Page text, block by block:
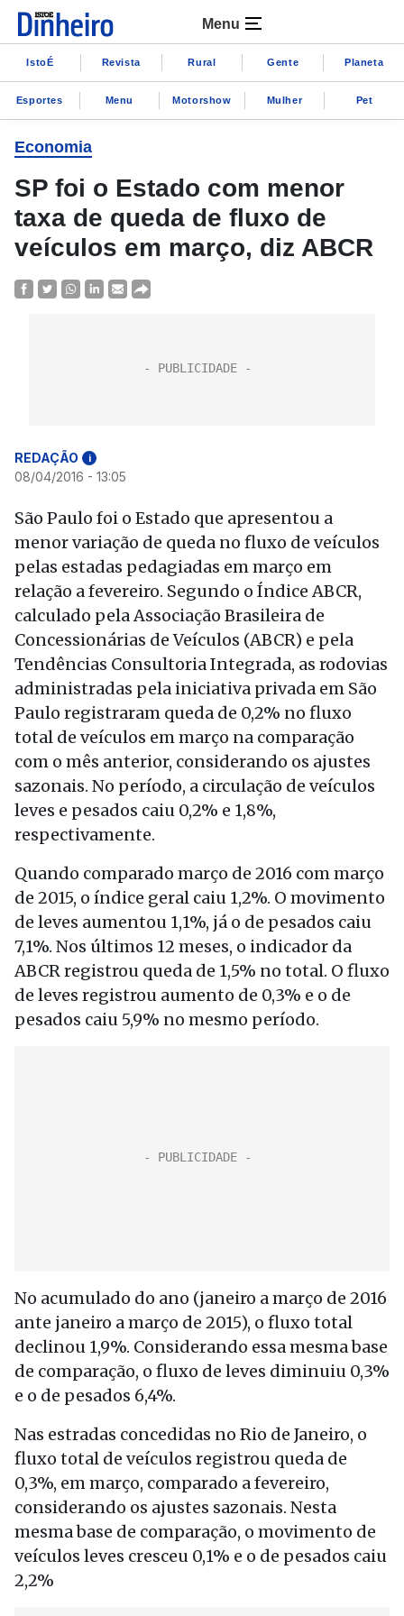
Menu
IstoÉ Revista Rural Gente Planeta
Esportes Menu Motorshow Mulher Pet
Economia
SP foi o Estado com menor
taxa de queda de fluxo de
veículos em março, diz ABCR
REDAÇÃO i
08/04/2016 - 13:05
São Paulo foi o Estado que apresentou a
menor variação de queda no fluxo de veículos
pelas estadas pedagiadas em março em
relação a fevereiro. Segundo o Índice ABCR,
calculado pela Associação Brasileira de
Concessionárias de Veículos (ABCR) e pela
Tendências Consultoria Integrada, as rodovias
administradas pela iniciativa privada em São
Paulo registraram queda de 0,2% no fluxo
total de veículos em março na comparação
com o mês anterior, considerando os ajustes
sazonais. No período, a circulação de veículos
leves e pesados caiu 0,2% e 1,8%,
respectivamente.
Quando comparado março de 2016 com março
de 2015, o índice geral caiu 1,2%. O movimento
de leves aumentou 1,1%, já o de pesados caiu
7,1%. Nos últimos 12 meses, o indicador da
ABCR registrou queda de 1,5% no total. O fluxo
de leves registrou aumento de 0,3% e o de
pesados caiu 5,9% no mesmo período.
No acumulado do ano (janeiro a março de 2016
ante janeiro a março de 2015), o fluxo total
declinou 1,9%. Considerando essa mesma base
de comparação, o fluxo de leves diminuiu 0,3%
e o de pesados 6,4%.
Nas estradas concedidas no Rio de Janeiro, o
fluxo total de veículos registrou queda de
0,3%, em março, comparado a fevereiro,
considerando os ajustes sazonais. Nesta
mesma base de comparação, o movimento de
veículos leves cresceu 0,1% e o de pesados caiu
2,2%